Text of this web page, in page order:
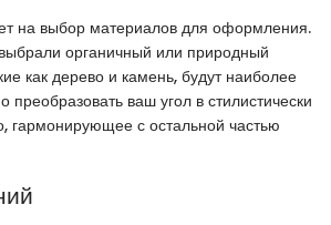
на выбор материалов для оформления.
органичный или природный
как дерево и камень, будут наиболее
ваш угол в стилистически
гармонирующее с остальной частью